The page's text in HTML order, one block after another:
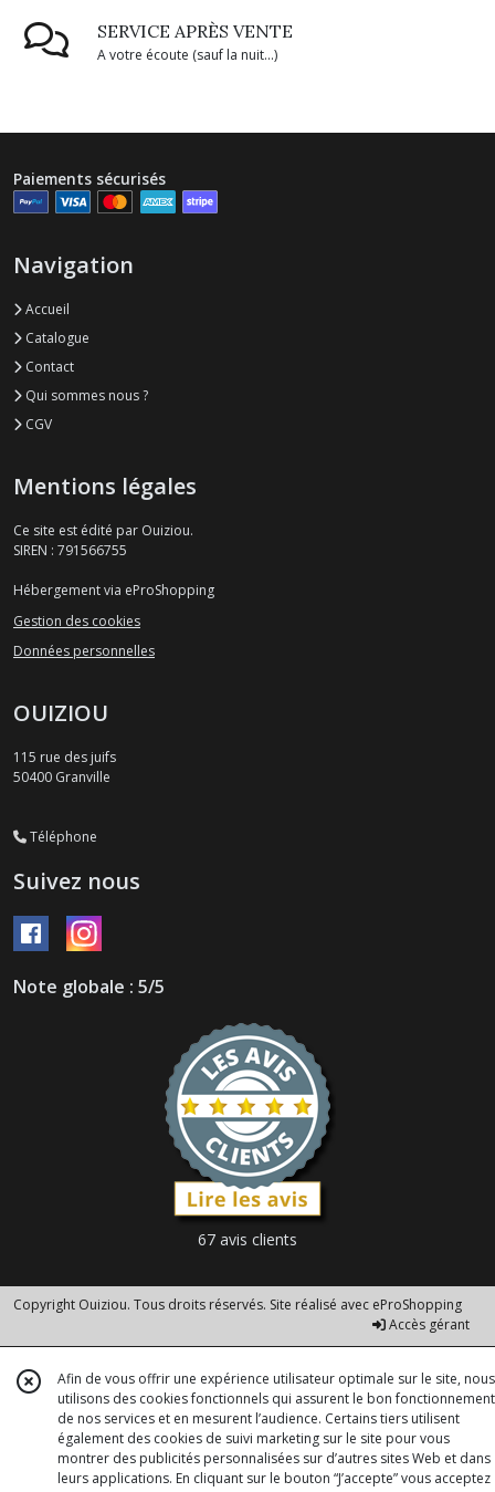
SERVICE APRÈS VENTE
A votre écoute (sauf la nuit...)
Paiements sécurisés
Navigation
Accueil
Catalogue
Contact
Qui sommes nous ?
CGV
Mentions légales
Ce site est édité par Ouiziou.
SIREN : 791566755
Hébergement via eProShopping
Gestion des cookies
Données personnelles
OUIZIOU
115 rue des juifs
50400 Granville
Téléphone
Suivez nous
Note globale : 5/5
67 avis clients
Copyright Ouiziou. Tous droits réservés. Site réalisé avec eProShopping
Accès gérant
Afin de vous offrir une expérience utilisateur optimale sur le site, nous
utilisons des cookies fonctionnels qui assurent le bon fonctionnement
de nos services et en mesurent l’audience. Certains tiers utilisent
également des cookies de suivi marketing sur le site pour vous
montrer des publicités personnalisées sur d’autres sites Web et dans
leurs applications. En cliquant sur le bouton “J’accepte” vous acceptez